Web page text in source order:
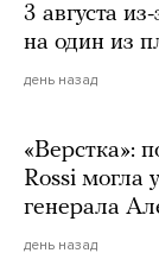
3 августа
на один из
день назад
«Верстка»:
Rossi могла
генерала
день назад